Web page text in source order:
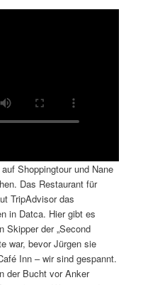
Shoppingtour und Nane
Das Restaurant für
TripAdvisor das
in Datca. Hier gibt es
Skipper der „Second
war, bevor Jürgen sie
Inn – wir sind gespannt.
der Bucht vor Anker